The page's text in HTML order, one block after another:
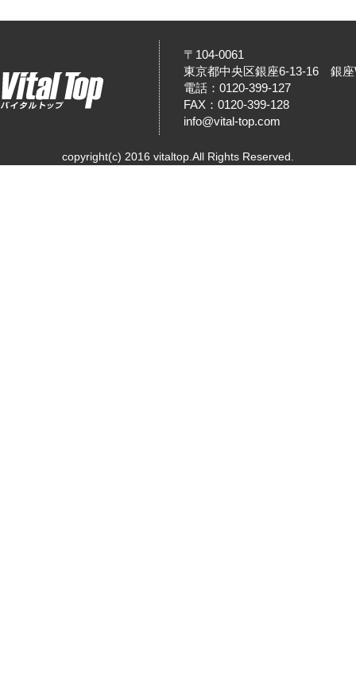
〒104-0061
東京都中央区銀座6-13-16 銀座
電話：0120-399-127
FAX：0120-399-128
info@vital-top.com
copyright(c) 2016 vitaltop.All Rights Reserved.